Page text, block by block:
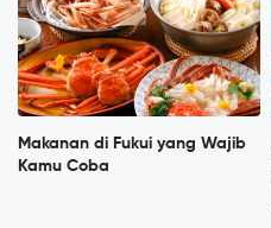
Makanan di Fukui yang Wajib
Kamu Coba